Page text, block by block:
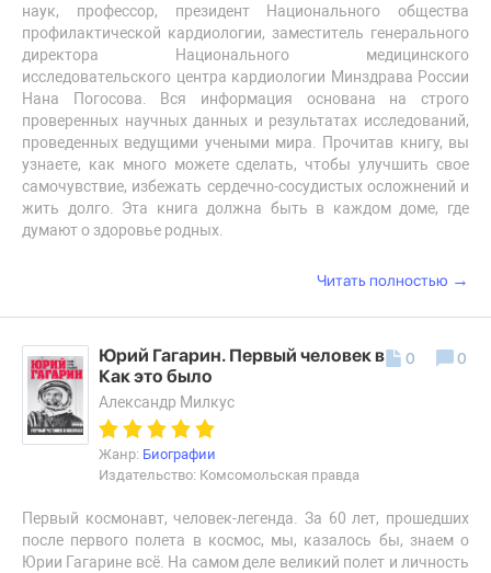
наук, профессор, президент Национального общества
профилактической кардиологии, заместитель генерального
директора Национального медицинского
исследовательского центра кардиологии Минздрава России
Нана Погосова. Вся информация основана на строго
проверенных научных данных и результатах исследований,
проведенных ведущими учеными мира. Прочитав книгу, вы
узнаете, как много можете сделать, чтобы улучшить свое
самочувствие, избежать сердечно-сосудистых осложнений и
жить долго. Эта книга должна быть в каждом доме, где
думают о здоровье родных.
Читать полностью →
Юрий Гагарин. Первый человек в космосе.
Как это было
Александр Милкус
Жанр: Биографии
Издательство: Комсомольская правда
Первый космонавт, человек-легенда. За 60 лет, прошедших
после первого полета в космос, мы, казалось бы, знаем о
Юрии Гагарине всё. На самом деле великий полет и личность
0 0